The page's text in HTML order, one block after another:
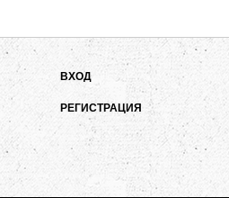
ВХОД
РЕГИСТРАЦИЯ